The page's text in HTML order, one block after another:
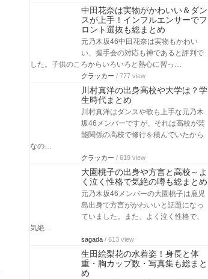
中田花奈は実物がかわいい＆ダン
スが上手！インフルエンサーでフ
ロント選抜も総まとめ
元乃木坂46中田花奈は実物もかわい
い、握手会の対応も神であると評判で
した。子供のころからいろいろと熱心に習っ…
クラッカー / 777 view
川村真洋の出身高校や大学は？学
生時代まとめ
川村真洋はダンスや歌も上手な元乃木
坂46メンバーですが、それは高校が芸
能関係の高校で修行を積んでいたから
なの…
クラッカー / 619 view
大園桃子の出身や方言と高校～よ
く泣く性格で気絶の噂も総まとめ
元乃木坂46メンバーの大園桃子は鹿児
島出身で方言がかわいいと話題になっ
ていました。また、よく泣く性格で、
気絶…
sagada / 613 view
生田絵梨花の水着姿！身長と体
重・胸カップ数・写真集も総まと
め